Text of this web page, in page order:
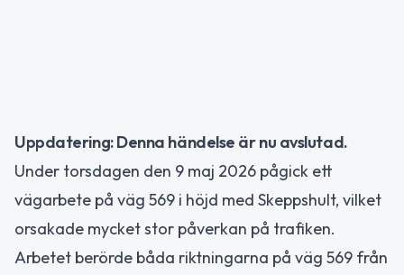
Uppdatering: Denna händelse är nu avslutad.
Under torsdagen den 9 maj 2026 pågick ett
vägarbete på väg 569 i höjd med Skeppshult, vilket
orsakade mycket stor påverkan på trafiken.
Arbetet berörde båda riktningarna på väg 569 från